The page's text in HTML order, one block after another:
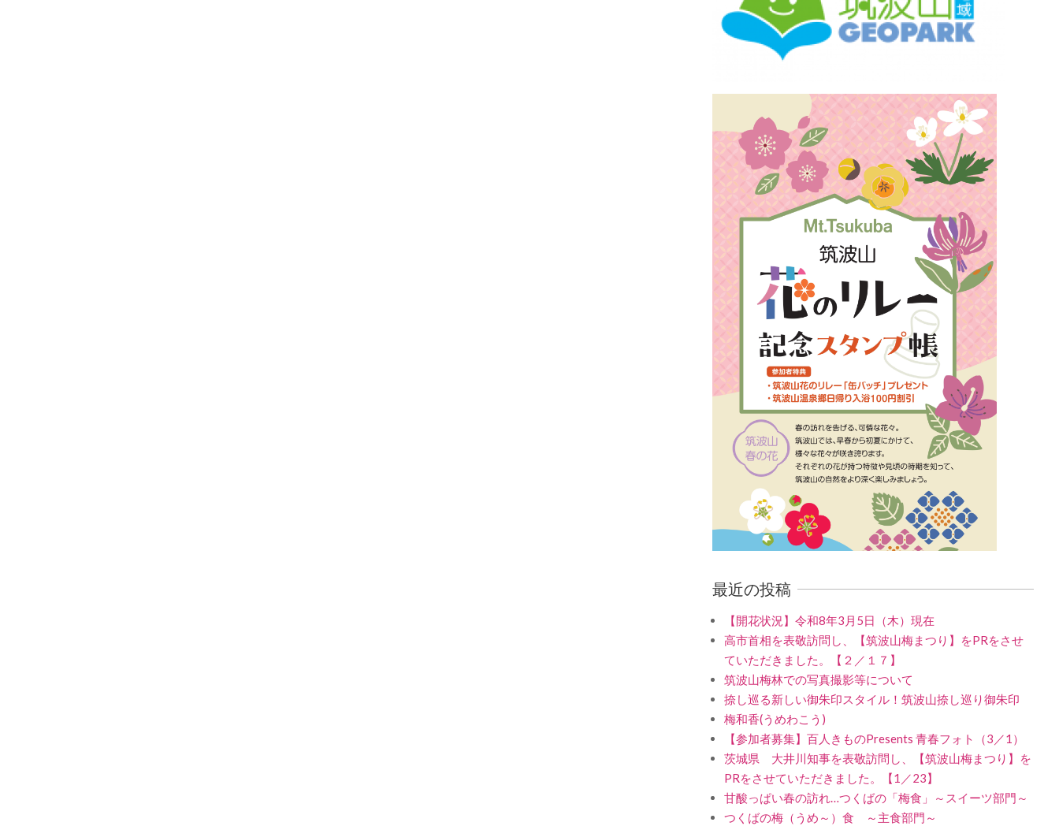
最近の投稿
【開花状況】令和8年3月5日（木）現在
高市首相を表敬訪問し、【筑波山梅まつり】をPRをさせ
ていただきました。【２／１７】
筑波山梅林での写真撮影等について
捺し巡る新しい御朱印スタイル！筑波山捺し巡り御朱印
梅和香(うめわこう)
【参加者募集】百人きものPresents 青春フォト（3／1）
茨城県 大井川知事を表敬訪問し、【筑波山梅まつり】を
PRをさせていただきました。【1／23】
甘酸っぱい春の訪れ…つくばの「梅食」～スイーツ部門～
つくばの梅（うめ～）食 ～主食部門～